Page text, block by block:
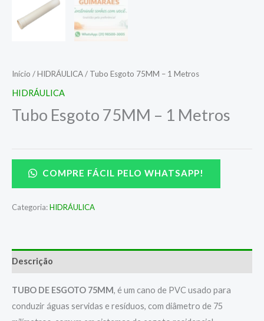
Início /HIDRÁULICA/ Tubo Esgoto 75MM – 1 Metros
HIDRÁULICA
Tubo Esgoto 75MM – 1 Metros
COMPRE FÁCIL PELO WHATSAPP!
Categoria:HIDRÁULICA
Descrição
TUBO DE ESGOTO 75MM, é um cano de PVC usado para
conduzir águas servidas e resíduos, com diâmetro de 75